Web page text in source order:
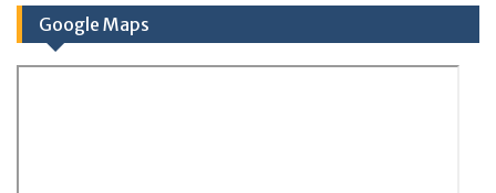
Google Maps